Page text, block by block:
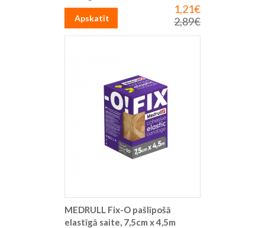
Īpaša
cena
1,21€
Parastā
cena
2,89€
Apskatīt
MEDRULL Fix-O pašlīpošā
elastīgā saite, 7,5cm x 4,5m